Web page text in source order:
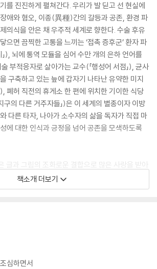
를 진진하게 펼쳐간다. 우리가 발 딛고 선 현실에
애와 혐오, 이종(異種)간의 갈등과 공존, 환경 파
의식을 안은 채 우주적 세계로 향한다. 수술 후유
으면 끔찍한 고통을 느끼는 ‘접촉 증후군’ 환자 파
」), 뇌에 통역 모듈을 심어 수만 개의 은하 언어를
부적응자로 살아가는 교수(「행성어 서점」), 균사
구축하고 있는 늪에 갑자기 나타난 유약한 미지
), 폐허 직전의 휴게소 한 편에 위치한 기이한 식당
구의 다른 거주자들」)은 이 세계의 별종이자 이방
다른 타자, 나아가 소수자의 삶을 독자가 직접 마
에 대한 인식과 긍정을 넘어 공존을 모색하도록
글과 그림의 조화로운 결합으로 많은 사랑을 받아
』에는 한국과 뉴질랜드에서 활동하며 초현실주의
신예 일러스트레이터 최인호(Dion Choi)가 함께
가시킨다.
책소개 더보기
심하면서